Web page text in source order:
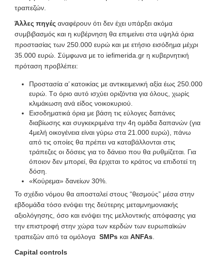
τραπεζών.
Άλλες πηγές αναφέρουν ότι δεν έχει υπάρξει ακόμα
συμβιβασμός και η κυβέρνηση θα επιμείνει στα υψηλά όρια
προστασίας των 250.000 ευρώ και µε ετήσιο εισόδηµα µέχρι
35.000 ευρώ. Σύμφωνα με το iefimerida.gr η κυβερνητική
πρόταση προβλέπει:
Προστασία α’ κατοικίας με αντικειμενική αξία έως 250.000
ευρώ. Tο όριο αυτό ισχύει οριζόντια για όλους, χωρίς
κλιμάκωση ανά είδος νοικοκυριού.
Εισοδηματικά όρια με βάση τις εύλογες δαπάνες
διαβίωσης και συγκεκριμένα την 4η ομάδα δαπανών (για
4μελή οικογένεια είναι γύρω στα 21.000 ευρώ), πάνω
από τις οποίες θα πρέπει να καταβάλλονται στις
τράπεζες οι δόσεις για το δάνειο που θα ρυθμίζεται. Για
όποιον δεν μπορεί, θα έρχεται το κράτος να επιδοτεί τη
δόση.
«Κούρεμα» δανείων 30%.
Το σχέδιο νόμου θα αποσταλεί στους “θεσμούς” μέσα στην
εβδομάδα τόσο ενόψει της δεύτερης μεταμνημονιακής
αξιολόγησης, όσο και ενόψει της μελλοντικής απόφασης για
την επιστροφή στην χώρα των κερδών των ευρωπαϊκών
τραπεζών από τα ομόλογα SMPs και ANFAs
Capital controls